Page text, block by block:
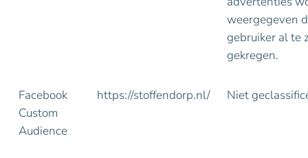
weergegeven
gebruiker al te
gekregen.
Facebook
Custom
Audience
https://stoffendorp.nl/ Niet